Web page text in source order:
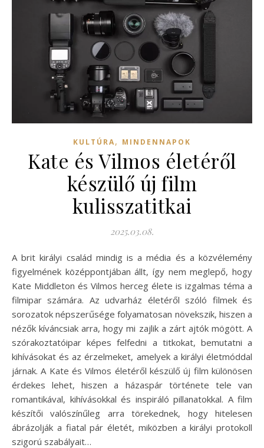
KULTÚRA, MINDENNAPOK
Kate és Vilmos életéről
készülő új film
kulisszatitkai
2025.03.08.
A brit királyi család mindig is a média és a közvélemény
figyelmének középpontjában állt, így nem meglepő, hogy
Kate Middleton és Vilmos herceg élete is izgalmas téma a
filmipar számára. Az udvarház életéről szóló filmek és
sorozatok népszerűsége folyamatosan növekszik, hiszen a
nézők kíváncsiak arra, hogy mi zajlik a zárt ajtók mögött. A
szórakoztatóipar képes felfedni a titkokat, bemutatni a
kihívásokat és az érzelmeket, amelyek a királyi életmóddal
járnak. A Kate és Vilmos életéről készülő új film különösen
érdekes lehet, hiszen a házaspár története tele van
romantikával, kihívásokkal és inspiráló pillanatokkal. A film
készítői valószínűleg arra törekednek, hogy hitelesen
ábrázolják a fiatal pár életét, miközben a királyi protokoll
szigorú szabályait…